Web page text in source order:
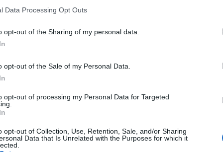
Data Processing Opt Outs
opt-out of the Sharing of my personal data.
opt-out of the Sale of my Personal Data.
opt-out of processing my Personal Data for Targeted
opt-out of Collection, Use, Retention, Sale, and/or Sharing
Data that Is Unrelated with the Purposes for which it
θα γίνει ο δεύτερος διαιτητής που θα
Κυπέλλου και τελικό Champions
2010, καθώς θα είναι ο «άρχων» της
με την Ίντερ, στο «Ατατούρκ» της
που φέρεται να έχει στα χέρια του
υψηλή για διαιτητή, με τα καθήκοντά
τομέα, αλλά και η έλευση top
της Σαουδικής Αραβίας.
από λίγες ημέρες ανακοίνωσε πως
ομάδες της Saudi Pro League, ήτοι τις